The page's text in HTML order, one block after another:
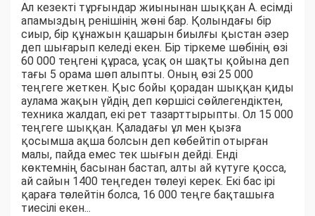
Ал кезекті тұрғындар жиынынан шыққан А. есімді
апамыздың ренішінің жөні бар. Қолындағы бір
сиыр, бір құнажын қашарын биылғы қыстан әзер
деп шығарып келеді екен. Бір тіркеме шөбінің өзі
60 000 теңгені құраса, ұсақ он шақты қойына деп
тағы 5 орама шөп алыпты. Оның өзі 25 000
теңгеге жеткен. Қыс бойы қорадан шыққан қиды
аулама жақын үйдің деп көршісі сөйлегендіктен,
техника жалдап, екі рет тазарттырыпты. Ол 15 000
теңгеге шыққан. Қаладағы ұл мен қызға
қосымша ақша болсын деп көбейтіп отырған
малы, пайда емес тек шығын дейді. Енді
көктемнің басынан бастап, алты ай күтуге қосса,
ай сайын 1400 теңгеден төлеуі керек. Екі бас ірі
қараға төлейтін болса, 16 000 теңге бақташыға
тиесілі екен...